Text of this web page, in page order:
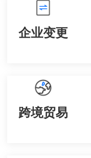
企业变更
跨境贸易